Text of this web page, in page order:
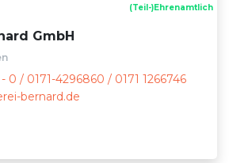
(Teil-)Ehrenamtlich
GmbH
0 / 0171-4296860 / 0171 1266746
bernard.de